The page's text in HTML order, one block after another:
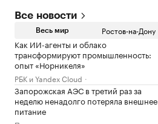
Все новости
Весь мир Ростов-на-Дону
Как ИИ-агенты и облако
трансформируют промышленность:
опыт «Норникеля»
РБК и Yandex Cloud
Запорожская АЭС в третий раз за
неделю ненадолго потеряла внешнее
питание